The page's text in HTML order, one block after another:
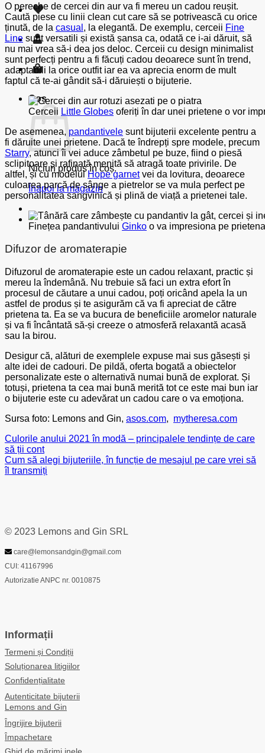
Coș
Niciun produs în coș.
Înapoi la magazin
O pereche de cercei din aur va fi mereu un cadou reușit.
Caută piese cu linii clean cut care să se potrivească cu orice
ținută, de la casual , la elegantă. De exemplu, cerceii Fine
Line sunt versatili și există șansa ca, odată ce i-ai dăruit, să
nu mai vrea să-i dea jos deloc. Cerceii cu design minimalist
sunt perfecți pentru a fi făcuți cadou deoarece sunt în trend,
adaptabili la orice outfit iar ea va aprecia enorm de mult
faptul că te-ai gândit să-i dăruiești o bijuterie.
Cerceii Little Globes oferiți în dar unei prietene o vor
De asemenea, pandantivele sunt bijuterii excelente pentru a
fi dăruite unei prietene. Dacă te îndrepți spre modele, precum
Starry, atunci îi vei aduce zâmbetul pe buze, fiind o piesă
sclipitoare și rafinată menită să atragă toate privirile. De
altfel, și cu modelulHope garnetvei da lovitura, deoarece
culoarea parcă de sânge a pietrelor se va mula perfect pe
personalitatea sangvinică și plină de viață a prietenei tale.
Finețea pandantivului Ginko o va impresiona pe
Difuzor de aromaterapie
Difuzorul de aromaterapie este un cadou relaxant, practic și
mereu la îndemână. Nu trebuie să faci un extra efort în
procesul de căutare a unui cadou, poți oricând apela la un
astfel de produs și te asigurăm că va fi apreciat de către
prietena ta. Ea se va bucura de beneficiile aromelor naturale
și va fi încântată să-și creeze o atmosferă relaxantă acasă
sau la birou.
Desigur că, alături de exemplele expuse mai sus găsești și
alte idei de cadouri. De pildă, oferta bogată a obiectelor
personalizate este o alternativă numai bună de explorat. Și
totuși, prietena ta cea mai bună merită tot ce este mai bun iar
o bijuterie este cu adevărat un cadou care o va emoționa.
Sursa foto: Lemons and Gin, asos.com, mytheresa.com
Culorile anului 2021 în modă – principalele tendințe de care
să ții cont
Cum să alegi bijuteriile, în funcție de mesajul pe care vrei să
îl transmiți
© 2023 Lemons and Gin SRL
care@lemonsandgin@gmail.com
CUI: 41167996
Autorizatie ANPC nr. 0010875
Informații
Termeni și Condiții
Soluționarea litigiilor
Confidențialitate
Autenticitate bijuterii
Lemons and Gin
Îngrijire bijuterii
Împachetare